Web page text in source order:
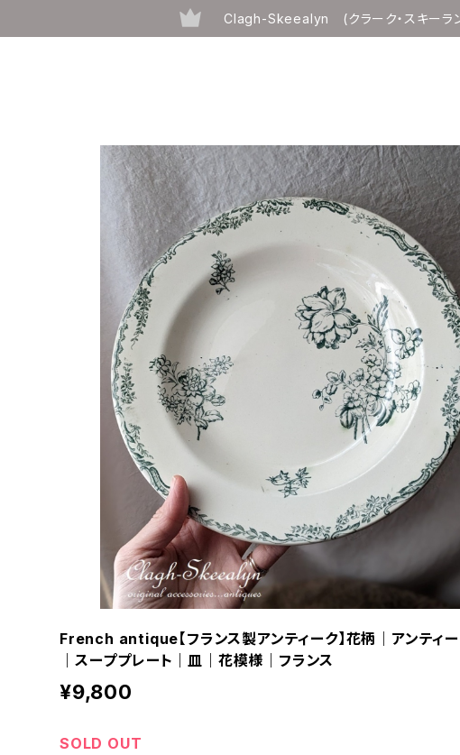
Clagh-Skeealyn (クラーク・スキーラン
French antique【フランス製アンティーク】花柄｜アンティ
｜スーププレート｜皿｜花模様｜フランス
¥9,800
SOLD OUT